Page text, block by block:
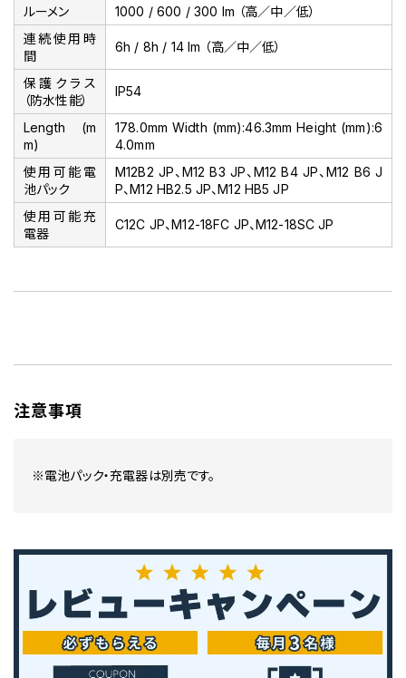
ルーメン
1000 / 600 / 300 lm （高／中／低）
連続使用時
間
6h / 8h / 14 lm （高／中／低）
保護クラス
（防水性能）
IP54
Length (m
m)
178.0mm Width (mm):46.3mm Height (mm):6
4.0mm
使用可能電
池パック
M12B2 JP、M12 B3 JP、M12 B4 JP、M12 B6 J
P、M12 HB2.5 JP、M12 HB5 JP
使用可能充
電器
C12C JP、M12-18FC JP、M12-18SC JP
注意事項
※電池パック・充電器は別売です。